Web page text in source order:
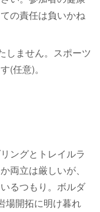
の責任は負いかね
しません。スポーツ
(任意)。
ングとトレイルラ
両立は厳しいが、
るつもり。ボルダ
場開拓に明け暮れ